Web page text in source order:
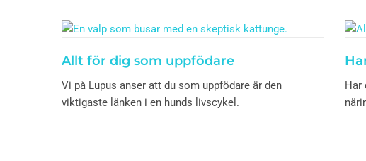
Allt för dig som uppfödare
Vi på Lupus anser att du som uppfödare är den
viktigaste länken i en hunds livscykel.
Har